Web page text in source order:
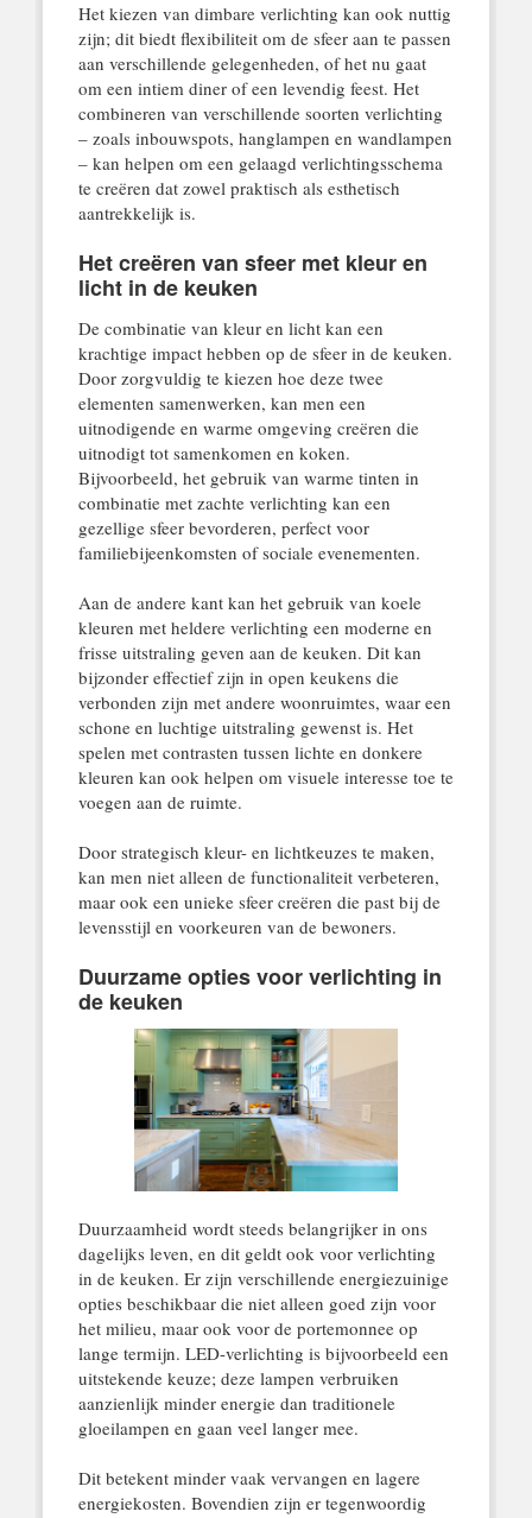
Het kiezen van dimbare verlichting kan ook nuttig
zijn; dit biedt flexibiliteit om de sfeer aan te passen
aan verschillende gelegenheden, of het nu gaat
om een intiem diner of een levendig feest. Het
combineren van verschillende soorten verlichting
– zoals inbouwspots, hanglampen en wandlampen
– kan helpen om een gelaagd verlichtingsschema
te creëren dat zowel praktisch als esthetisch
aantrekkelijk is.
Het creëren van sfeer met kleur en
licht in de keuken
De combinatie van kleur en licht kan een
krachtige impact hebben op de sfeer in de keuken.
Door zorgvuldig te kiezen hoe deze twee
elementen samenwerken, kan men een
uitnodigende en warme omgeving creëren die
uitnodigt tot samenkomen en koken.
Bijvoorbeeld, het gebruik van warme tinten in
combinatie met zachte verlichting kan een
gezellige sfeer bevorderen, perfect voor
familiebijeenkomsten of sociale evenementen.
Aan de andere kant kan het gebruik van koele
kleuren met heldere verlichting een moderne en
frisse uitstraling geven aan de keuken. Dit kan
bijzonder effectief zijn in open keukens die
verbonden zijn met andere woonruimtes, waar een
schone en luchtige uitstraling gewenst is. Het
spelen met contrasten tussen lichte en donkere
kleuren kan ook helpen om visuele interesse toe te
voegen aan de ruimte.
Door strategisch kleur- en lichtkeuzes te maken,
kan men niet alleen de functionaliteit verbeteren,
maar ook een unieke sfeer creëren die past bij de
levensstijl en voorkeuren van de bewoners.
Duurzame opties voor verlichting in
de keuken
Duurzaamheid wordt steeds belangrijker in ons
dagelijks leven, en dit geldt ook voor verlichting
in de keuken. Er zijn verschillende energiezuinige
opties beschikbaar die niet alleen goed zijn voor
het milieu, maar ook voor de portemonnee op
lange termijn. LED-verlichting is bijvoorbeeld een
uitstekende keuze; deze lampen verbruiken
aanzienlijk minder energie dan traditionele
gloeilampen en gaan veel langer mee.
Dit betekent minder vaak vervangen en lagere
energiekosten. Bovendien zijn er tegenwoordig